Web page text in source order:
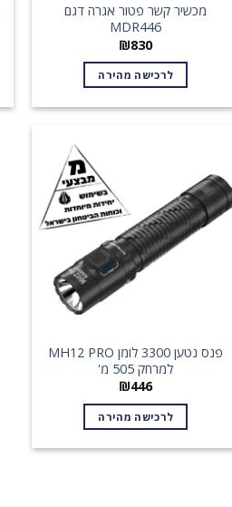
מכשיר קשר פטור אגרה דגם
MDR446
₪830
לרכישה מהירה
פנס נטען 3300 לומן MH12 PRO
למרחק 505 מ'
₪446
לרכישה מהירה